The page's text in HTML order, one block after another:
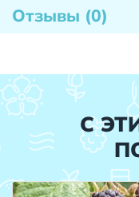
Отзывы (0)
С